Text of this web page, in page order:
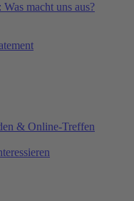
macht uns aus?
& Online-Treffen